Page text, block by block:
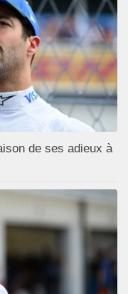
de ses adieux à